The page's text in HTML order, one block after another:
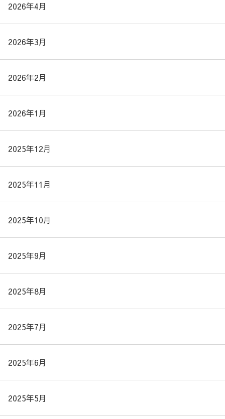
2026年4月
2026年3月
2026年2月
2026年1月
2025年12月
2025年11月
2025年10月
2025年9月
2025年8月
2025年7月
2025年6月
2025年5月